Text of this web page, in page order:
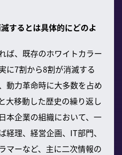
するとは具体的にどのよ
ば、既存のホワイトカラー
に7割から8割が消滅する
動力革命時に大多数を占め
大移動した歴史の繰り返し
本企業の組織において、一
理、経営企画、IT部門、
マーなど、主に二次情報の